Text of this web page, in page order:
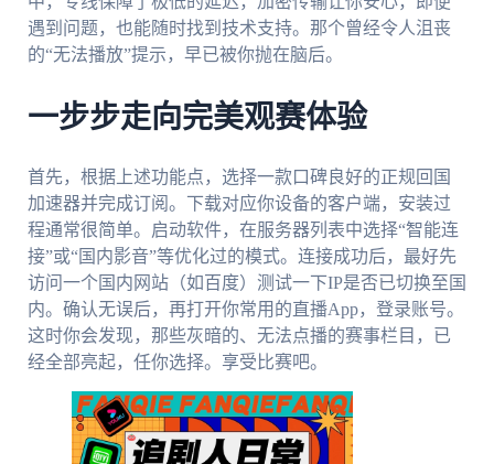
遇到问题，也能随时找到技术支持。那个曾经令人沮丧
的“无法播放”提示，早已被你抛在脑后。
一步步走向完美观赛体验
首先，根据上述功能点，选择一款口碑良好的正规回国
加速器并完成订阅。下载对应你设备的客户端，安装过
程通常很简单。启动软件，在服务器列表中选择“智能连
接”或“国内影音”等优化过的模式。连接成功后，最好先
访问一个国内网站（如百度）测试一下IP是否已切换至国
内。确认无误后，再打开你常用的直播App，登录账号。
这时你会发现，那些灰暗的、无法点播的赛事栏目，已
经全部亮起，任你选择。享受比赛吧。